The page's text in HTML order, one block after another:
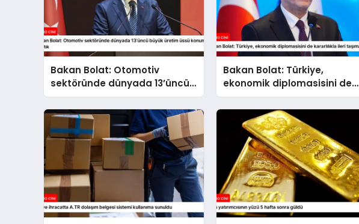
Bakan Bolat: Otomotiv
sektöründe dünyada 13’üncü
büyük üretim üssü konumuna
ulaştık
Bakan Bolat: Türkiye,
ekonomik diplomasisini de
kararlılıkla ileri taşımaktadır